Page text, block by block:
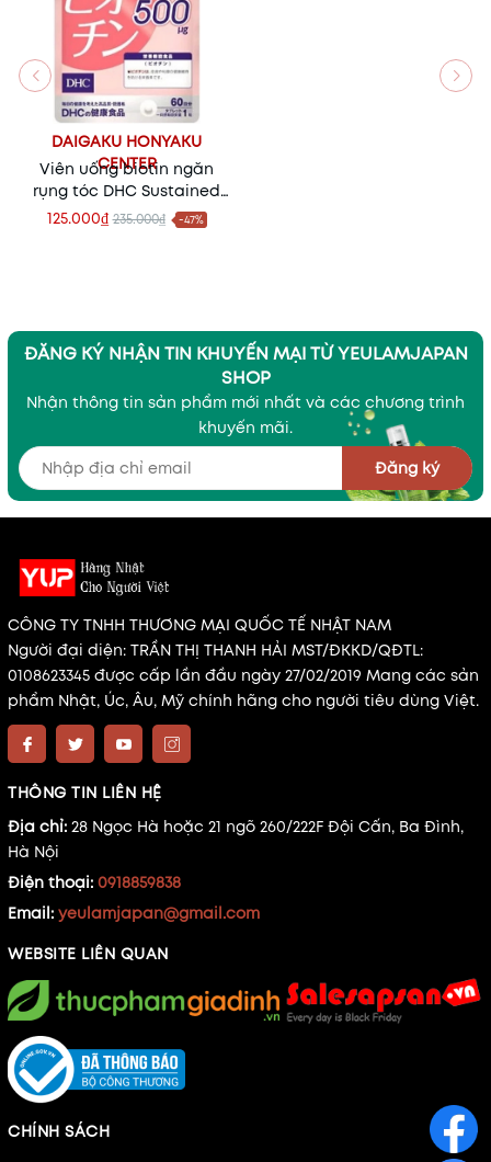
DAIGAKU HONYAKU
CENTER
Viên uống biotin ngăn
rụng tóc DHC Sustained
Release Biotin
125.000₫ 235.000₫ -47%
ĐĂNG KÝ NHẬN TIN KHUYẾN MẠI TỪ YEULAMJAPAN
SHOP
Nhận thông tin sản phẩm mới nhất và các chương trình
khuyến mãi.
Đăng ký
CÔNG TY TNHH THƯƠNG MẠI QUỐC TẾ NHẬT NAM
Người đại diện: TRẦN THỊ THANH HẢI MST/ĐKKD/QĐTL:
0108623345 được cấp lần đầu ngày 27/02/2019 Mang các sản
phẩm Nhật, Úc, Âu, Mỹ chính hãng cho người tiêu dùng Việt.
THÔNG TIN LIÊN HỆ
Địa chỉ: 28 Ngọc Hà hoặc 21 ngõ 260/222F Đội Cấn, Ba Đình,
Hà Nội
Điện thoại: 0918859838
Email: yeulamjapan@gmail.com
WEBSITE LIÊN QUAN
CHÍNH SÁCH